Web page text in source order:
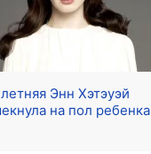
Энн Хэтэуэй
на пол ребенка